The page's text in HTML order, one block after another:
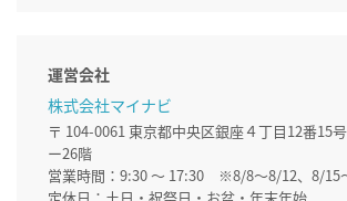
運営会社
株式会社マイナビ
〒 104-0061 東京都中央区銀座４丁目12番15
ー26階
営業時間：9:30 ～ 17:30 ※8/8～8/12、8/15